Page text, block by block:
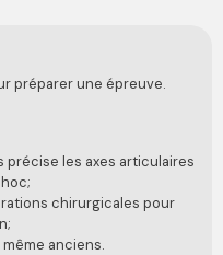
préparer une épreuve.
les axes articulaires
chirurgicales pour
anciens.